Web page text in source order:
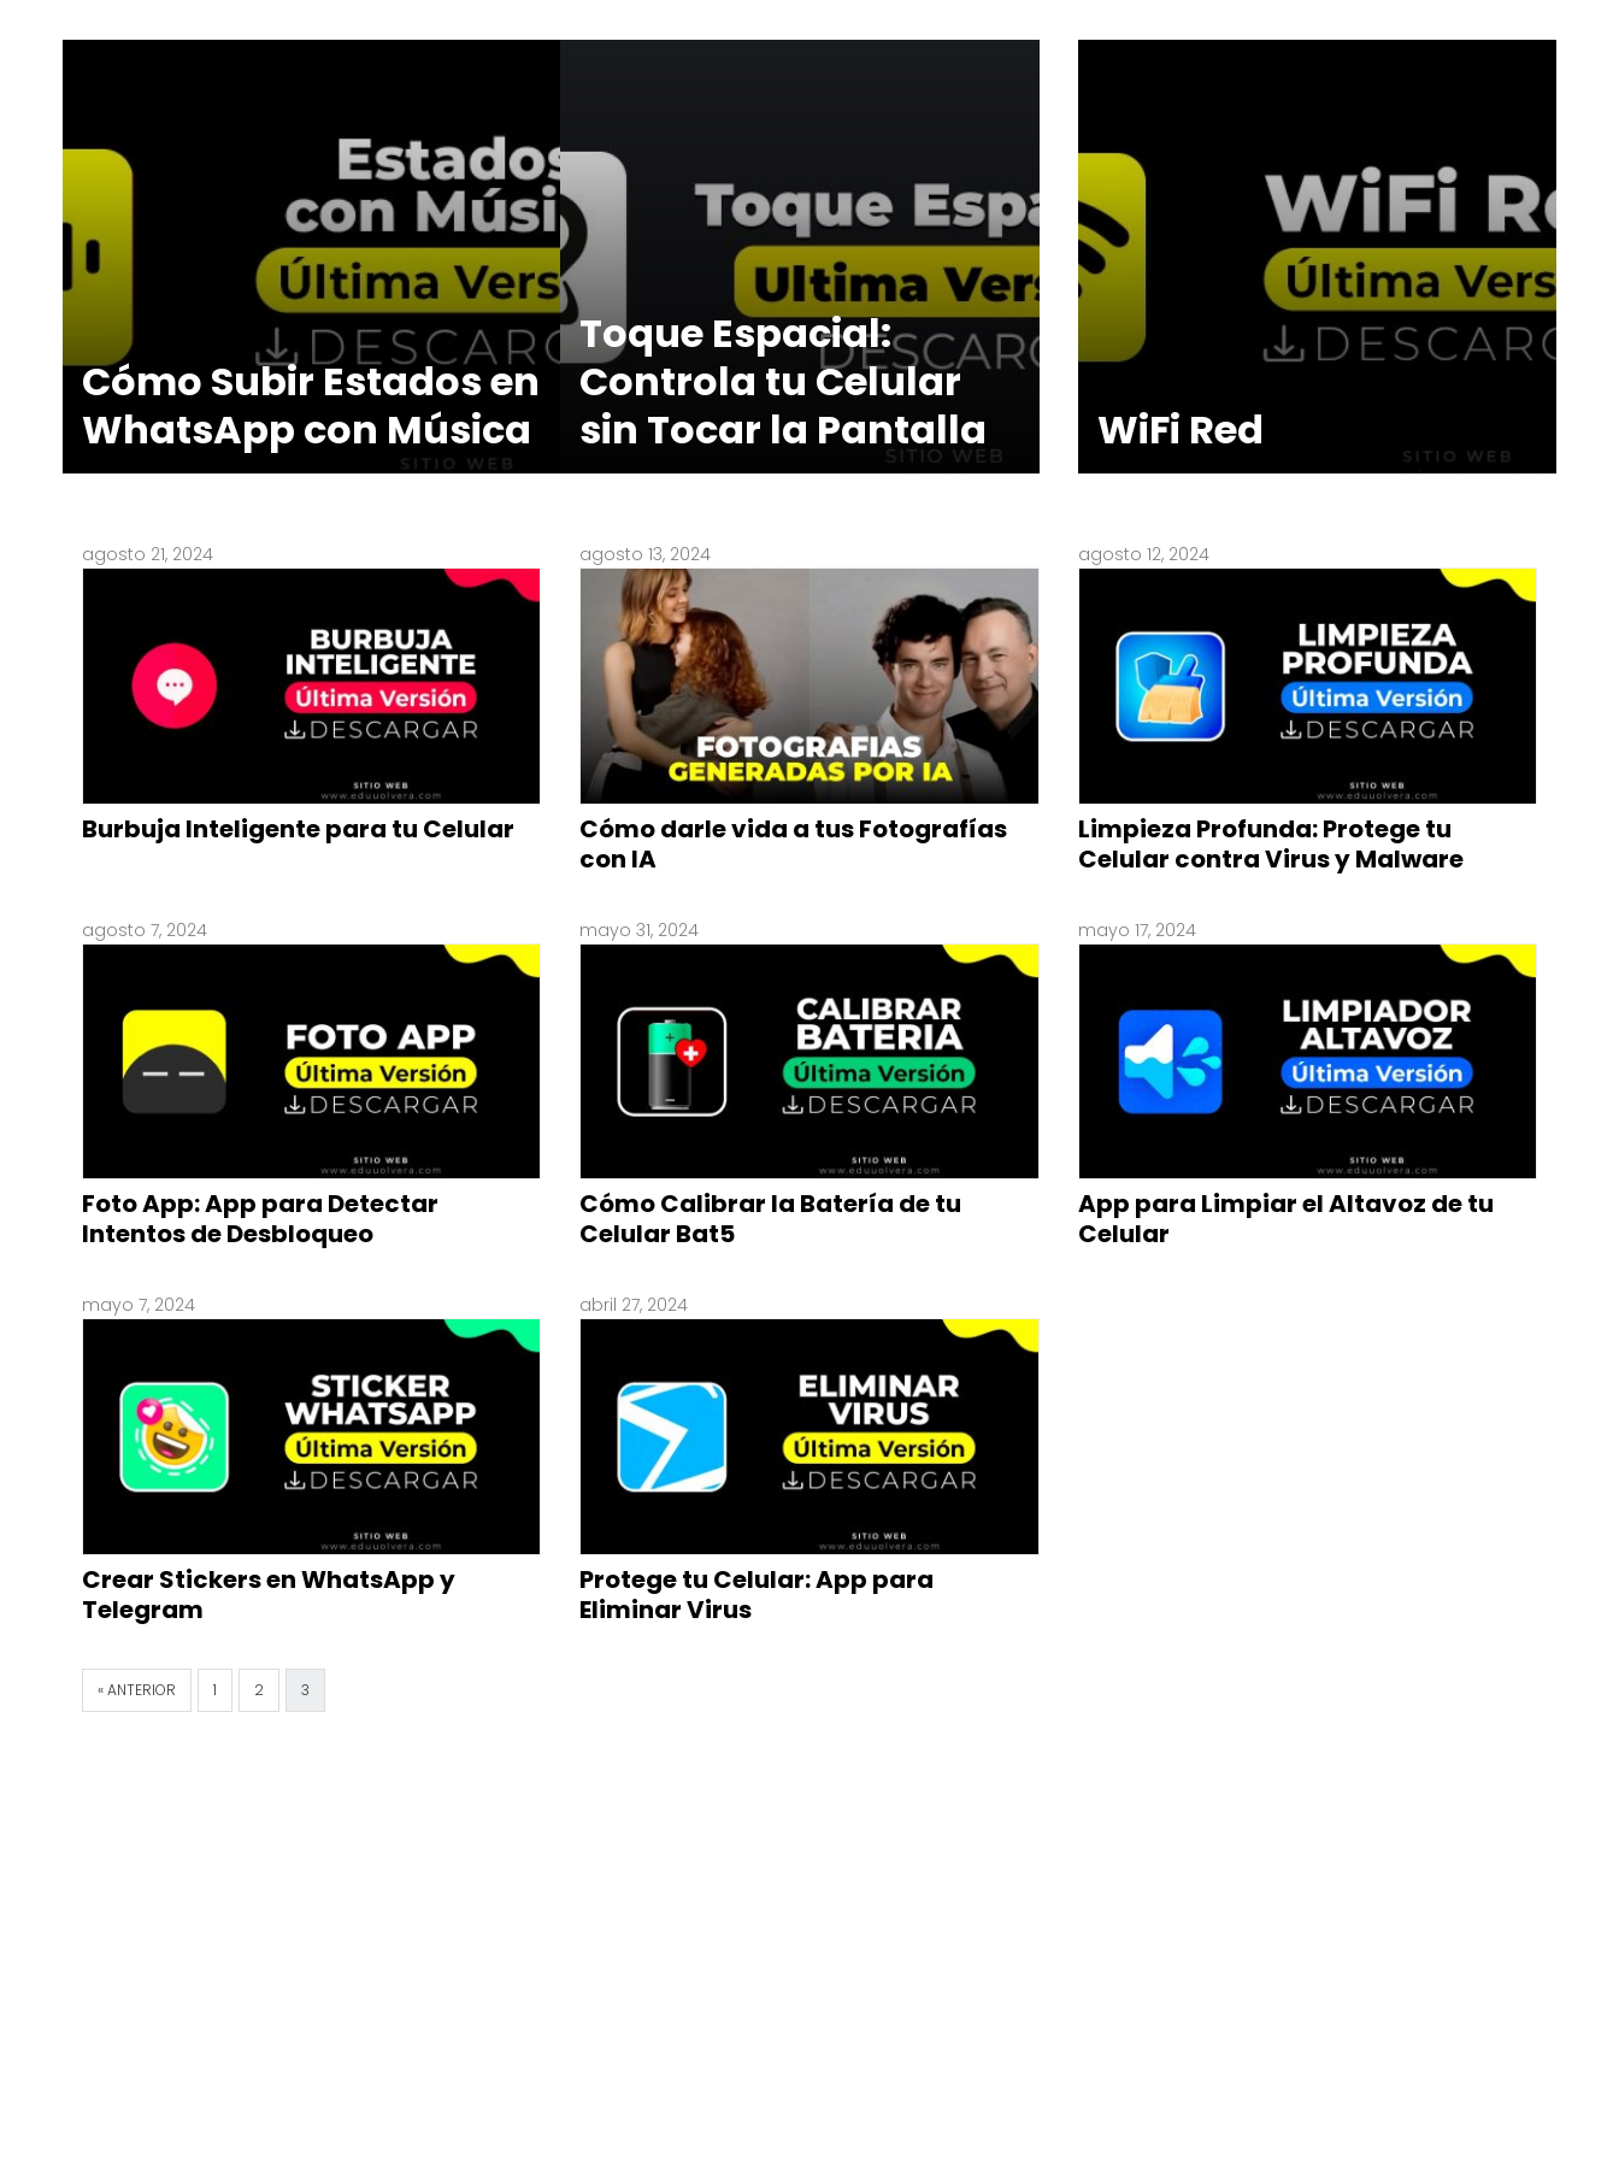
Cómo Subir Estados en
WhatsApp con Música
Toque Espacial:
Controla tu Celular
sin Tocar la Pantalla
WiFi Red
agosto 21, 2024
Burbuja Inteligente para tu Celular
agosto 13, 2024
Cómo darle vida a tus Fotografías
con IA
agosto 12, 2024
Limpieza Profunda: Protege tu
Celular contra Virus y Malware
agosto 7, 2024
Foto App: App para Detectar
Intentos de Desbloqueo
mayo 31, 2024
Cómo Calibrar la Batería de tu
Celular Bat5
mayo 17, 2024
App para Limpiar el Altavoz de tu
Celular
mayo 7, 2024
Crear Stickers en WhatsApp y
Telegram
abril 27, 2024
Protege tu Celular: App para
Eliminar Virus
« ANTERIOR 1 2 3